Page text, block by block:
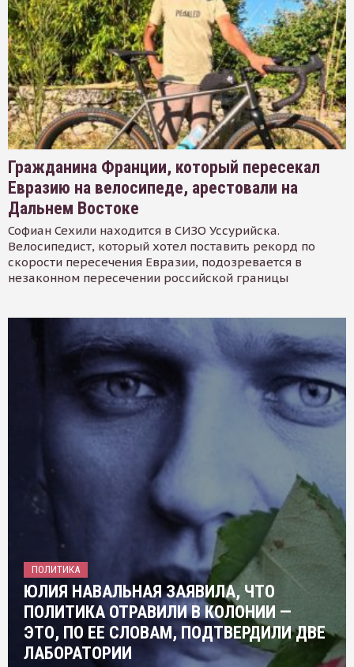
Гражданина Франции, который пересекал
Евразию на велосипеде, арестовали на
Дальнем Востоке
Софиан Сехили находится в СИЗО Уссурийска.
Велосипедист, который хотел поставить рекорд по
скорости пересечения Евразии, подозревается в
незаконном пересечении российской границы
ПОЛИТИКА
ЮЛИЯ НАВАЛЬНАЯ ЗАЯВИЛА, ЧТО
ПОЛИТИКА ОТРАВИЛИ В КОЛОНИИ —
ЭТО, ПО ЕЕ СЛОВАМ, ПОДТВЕРДИЛИ ДВЕ
ЛАБОРАТОРИИ